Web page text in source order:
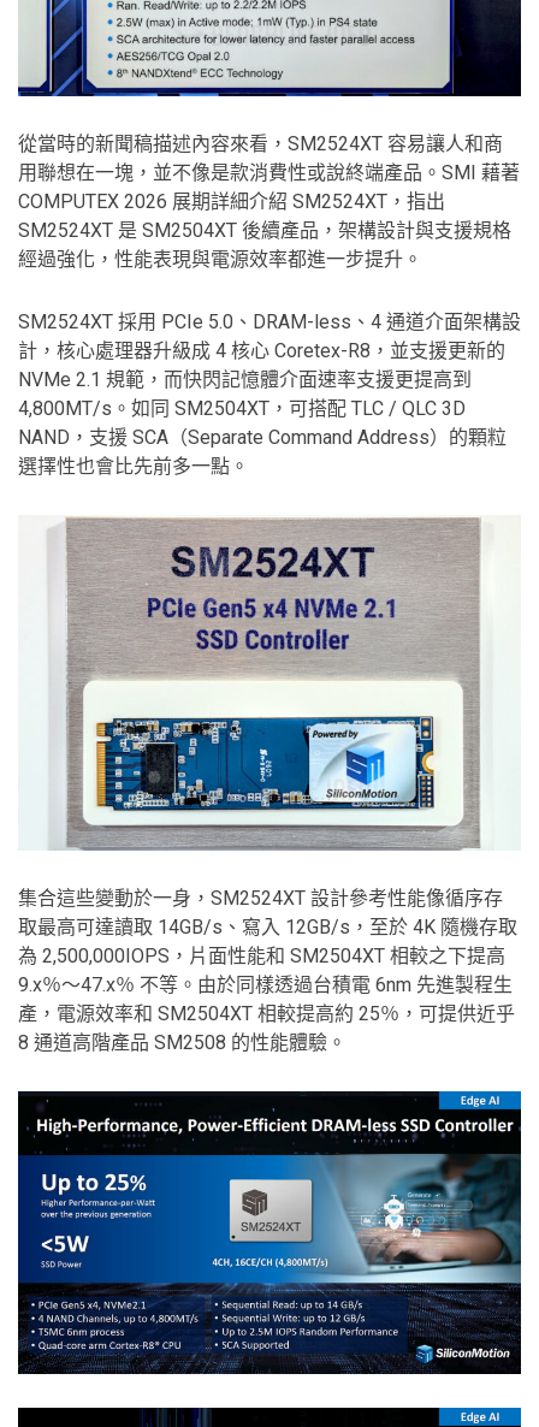
從當時的新聞稿描述內容來看，SM2524XT 容易讓人和商
用聯想在一塊，並不像是款消費性或說終端產品。SMI 藉著
COMPUTEX 2026 展期詳細介紹 SM2524XT，指出
SM2524XT 是 SM2504XT 後續產品，架構設計與支援規格
經過強化，性能表現與電源效率都進一步提升。
SM2524XT 採用 PCIe 5.0、DRAM-less、4 通道介面架構設
計，核心處理器升級成 4 核心 Coretex-R8，並支援更新的
NVMe 2.1 規範，而快閃記憶體介面速率支援更提高到
4,800MT/s。如同 SM2504XT，可搭配 TLC / QLC 3D
NAND，支援 SCA（Separate Command Address）的顆粒
選擇性也會比先前多一點。
集合這些變動於一身，SM2524XT 設計參考性能像循序存
取最高可達讀取 14GB/s、寫入 12GB/s，至於 4K 隨機存取
為 2,500,000IOPS，片面性能和 SM2504XT 相較之下提高
9.x％～47.x％ 不等。由於同樣透過台積電 6nm 先進製程生
產，電源效率和 SM2504XT 相較提高約 25％，可提供近乎
8 通道高階產品 SM2508 的性能體驗。